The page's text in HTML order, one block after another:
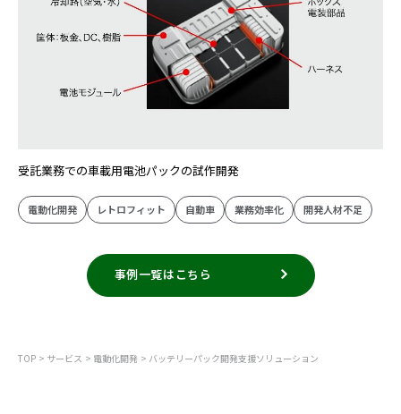
受託業務での車載用電池パックの試作開発
電動化開発 レトロフィット 自動車 業務効率化 開発人材不足
事例一覧はこちら
TOP サービス 電動化開発 バッテリーパック開発支援ソリューション